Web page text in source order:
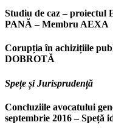
Studiu de caz – proiectul
PANĂ – Membru AEXA
Corupția în achizițiile
DOBROTĂ
Spețe și Jurisprudență
Concluziile avocatului
septembrie 2016 –